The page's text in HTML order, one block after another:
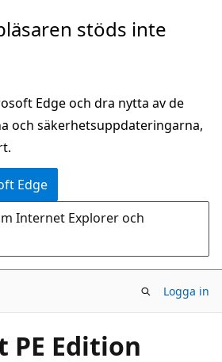
stöds inte
Edge och dra nytta av de
och säkerhetsuppdateringarna,
Edge
Internet Explorer och
Logga in
PE Edition